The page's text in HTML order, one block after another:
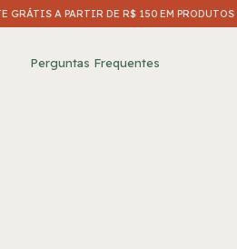
A PARTIR DE R$ 150 EM PRODUTOS •
Perguntas Frequentes